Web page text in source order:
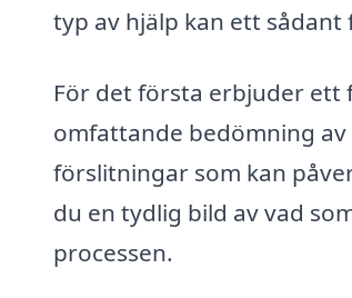
typ av hjälp kan ett
För det första erbjuder ett
omfattande bedömning
förslitningar som kan
du en tydlig bild av vad
processen.